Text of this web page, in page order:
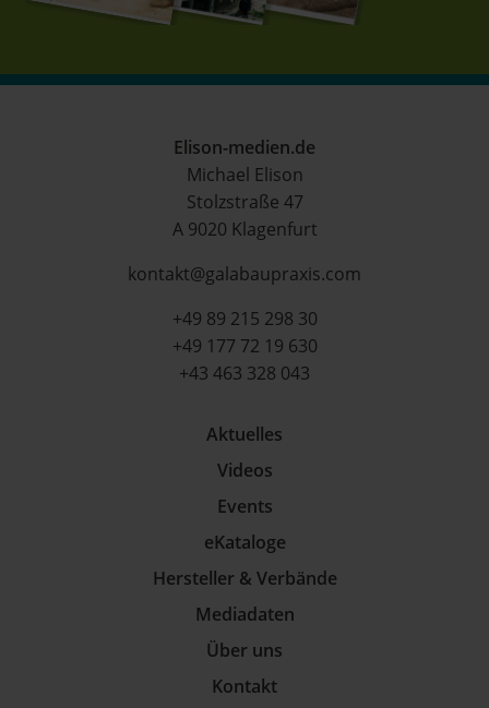
Elison-medien.de
Michael Elison
Stolzstraße 47
A 9020 Klagenfurt
kontakt@galabaupraxis.com
+49 89 215 298 30
+49 177 72 19 630
+43 463 328 043
Aktuelles
Videos
Events
eKataloge
Hersteller & Verbände
Mediadaten
Über uns
Kontakt